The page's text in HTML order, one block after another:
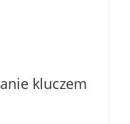
kluczem